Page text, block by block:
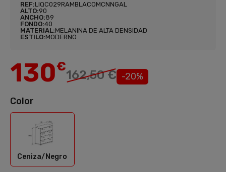
REF:LIQC029RAMBLACOMCNNGAL
ALTO:90
ANCHO:89
FONDO:40
MATERIAL:MELANINA DE ALTA DENSIDAD
ESTILO:MODERNO
130€
162,50 € -20%
Color
Ceniza/Negro
Ceniza/Negro